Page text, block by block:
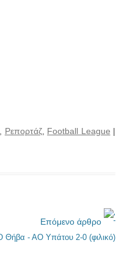
Ρεπορτάζ, Football League |
Επόμενο άρθρο
Θήβα - ΑΟ Υπάτου 2-0 (φιλικό)